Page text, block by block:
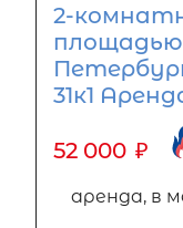
2-
площадью
31к1
52 000 ₽
аренда, в